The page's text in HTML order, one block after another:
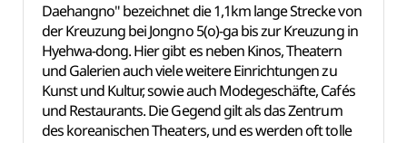
Daehangno" bezeichnet die 1,1km lange Strecke von
der Kreuzung bei Jongno 5(o)-ga bis zur Kreuzung in
Hyehwa-dong. Hier gibt es neben Kinos, Theatern
und Galerien auch viele weitere Einrichtungen zu
Kunst und Kultur, sowie auch Modegeschäfte, Cafés
und Restaurants. Die Gegend gilt als das Zentrum
des koreanischen Theaters, und es werden oft tolle